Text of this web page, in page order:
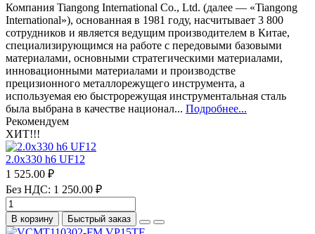
Компания Tiangong International Co., Ltd. (далее — «Tiangong
International»), основанная в 1981 году, насчитывает 3 800
сотрудников и является ведущим производителем в Китае,
специализирующимся на работе с передовыми базовыми
материалами, основными стратегическими материалами,
инновационными материалами и производстве
прецизионного металлорежущего инструмента, а
используемая ею быстрорежущая инструментальная сталь
была выбрана в качестве национал... Подробнее...
Рекомендуем
ХИТ!!!
2.0х330 h6 UF12
1 525.00 ₽
Без НДС: 1 250.00 ₽
В корзину Быстрый заказ